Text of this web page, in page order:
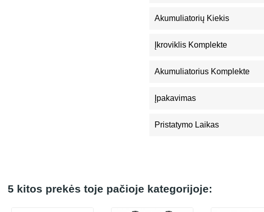
Akumuliatorių Kiekis
Įkroviklis Komplekte
Akumuliatorius Komplekte
Įpakavimas
Pristatymo Laikas
5 kitos prekės toje pačioje kategorijoje: